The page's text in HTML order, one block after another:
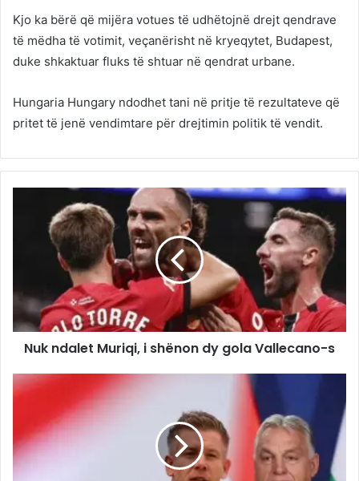
Kjo ka bërë që mijëra votues të udhëtojnë drejt qendrave
të mëdha të votimit, veçanërisht në kryeqytet, Budapest,
duke shkaktuar fluks të shtuar në qendrat urbane.
Hungaria Hungary ndodhet tani në pritje të rezultateve që
pritet të jenë vendimtare për drejtimin politik të vendit.
Nuk ndalet Muriqi, i shënon dy gola Vallecano-s